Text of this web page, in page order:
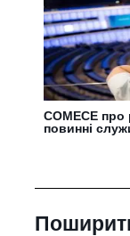
COMECE про
повинні